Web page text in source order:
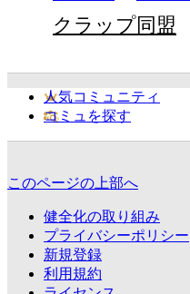
クラップ同盟
人気コミュニティ
コミュを探す
このページの上部へ
健全化の取り組み
プライバシーポリシー
新規登録
利用規約